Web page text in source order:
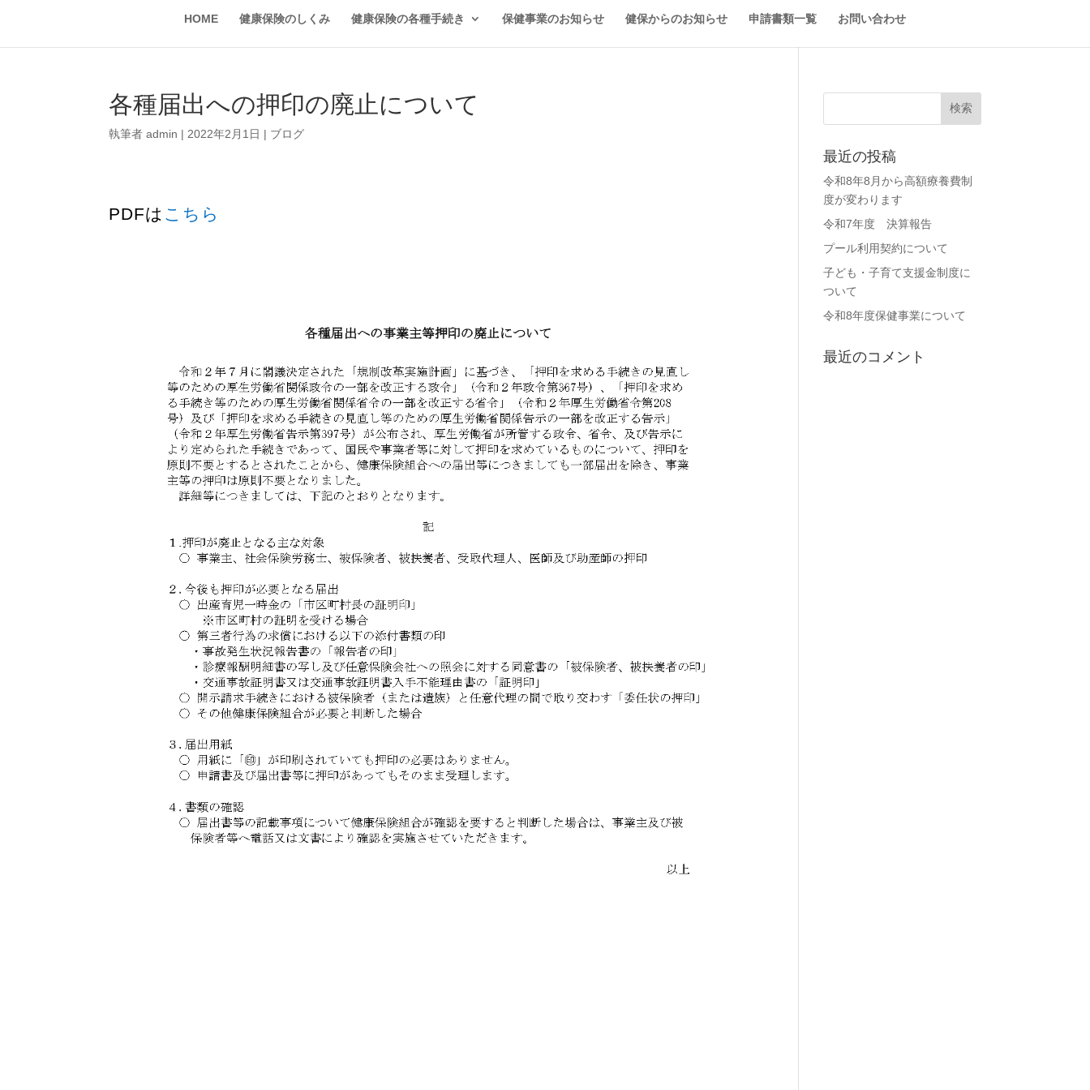
HOME 健康保険のしくみ 健康保険の各種手続き 保健事業のお知らせ 健保からのお知らせ 申請書類一覧 お問い合わせ
各種届出への押印の廃止について
執筆者admin | 2022年2月1日 | ブログ
PDFは こちら
最近の投稿
令和8年8月から高額療養費制
度が変わります
令和7年度 決算報告
プール利用契約について
子ども・子育て支援金制度に
ついて
令和8年度保健事業について
最近のコメント